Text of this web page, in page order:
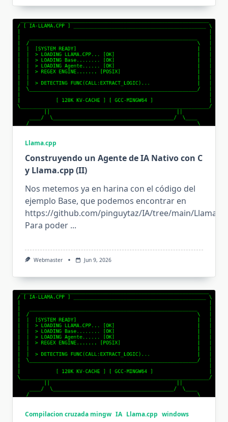
Llama.cpp
Construyendo un Agente de IA Nativo con C
y Llama.cpp (II)
Nos metemos ya en harina con el código del
ejemplo Base, que podemos encontrar en
https://github.com/pinguytaz/IA/tree/main/
Para poder ...
Webmaster Jun 9, 2026
Compilacion cruzada mingw IA Llama.cpp windows